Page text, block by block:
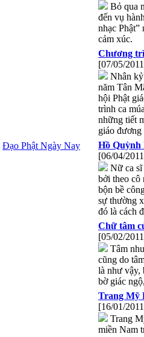
Đạo Phật Ngày Nay
Bỏ qua
đến vụ
nhạc
cảm xúc.
Chương
[07/05/
Nhân
năm Tân
hội Phật
trình ca
những tiết
giáo đương
Hồ Quỳnh
[06/04/
Nữ ca
bởi theo cô
bộn bề
sự thường
đó là cách
Chữ tâm
[05/02/
Tâm
cũng do
là như vậy,
bờ giác
Trang Mỹ
[16/01/
Trang
miền Nam